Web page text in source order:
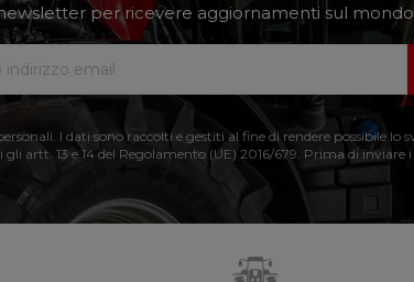
per ricevere aggiornamenti sul
I dati sono raccolti e gestiti al fine di rendere possibile
artt. 13 e 14 del Regolamento (UE) 2016/679. Prima di inviare